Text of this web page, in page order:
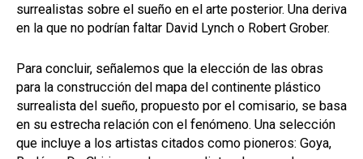
surrealistas sobre el sueño en el arte posterior. Una deriva
en la que no podrían faltar David Lynch o Robert Grober.
Para concluir, señalemos que la elección de las obras
para la construcción del mapa del continente plástico
surrealista del sueño, propuesto por el comisario, se basa
en su estrecha relación con el fenómeno. Una selección
que incluye a los artistas citados como pioneros: Goya,